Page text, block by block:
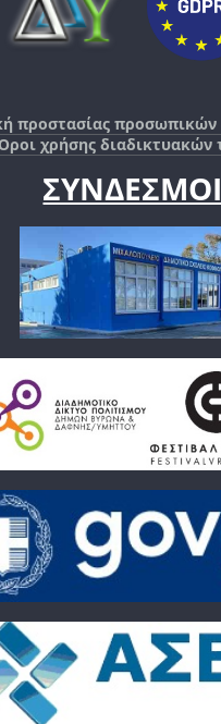
προστασίας
χρήσης διαδικτυακών
ΣΥΝΔΕΣΜΟΙ